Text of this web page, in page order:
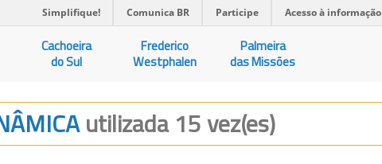
Simplifique! Comunica BR Participe Acesso à informação
Cachoeira
do Sul
Frederico
Westphalen
Palmeira
das Missões
utilizada 15 vez(es)